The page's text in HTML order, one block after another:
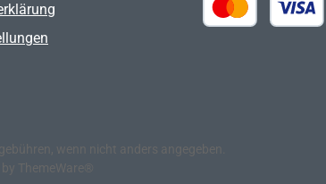
wenn nicht anders angegeben.
ThemeWare®